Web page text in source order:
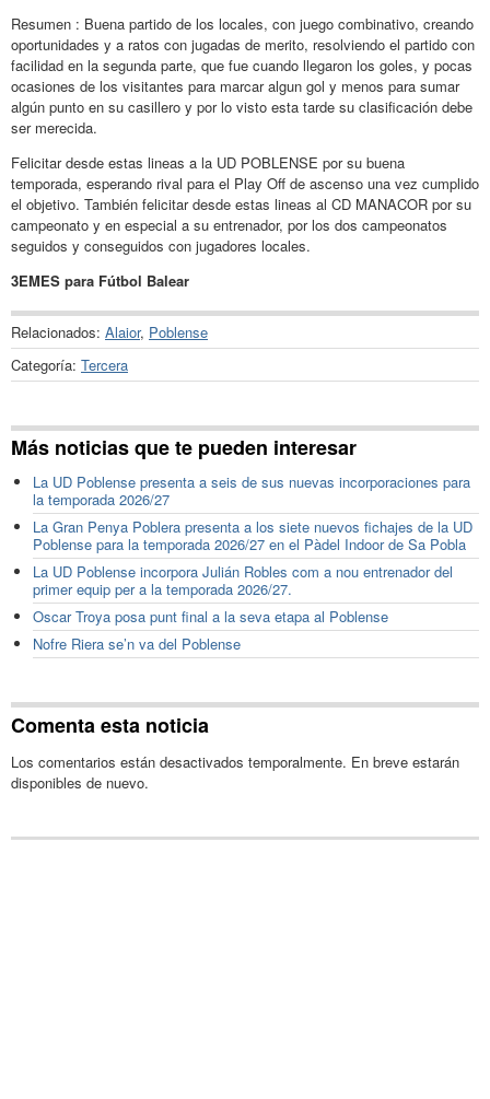
Resumen : Buena partido de los locales, con juego combinativo, creando
oportunidades y a ratos con jugadas de merito, resolviendo el partido con
facilidad en la segunda parte, que fue cuando llegaron los goles, y pocas
ocasiones de los visitantes para marcar algun gol y menos para sumar
algún punto en su casillero y por lo visto esta tarde su clasificación debe
ser merecida.
Felicitar desde estas lineas a la UD POBLENSE por su buena
temporada, esperando rival para el Play Off de ascenso una vez cumplido
el objetivo. También felicitar desde estas lineas al CD MANACOR por su
campeonato y en especial a su entrenador, por los dos campeonatos
seguidos y conseguidos con jugadores locales.
3EMES para Fútbol Balear
Relacionados: Alaior, Poblense
Categoría: Tercera
Más noticias que te pueden interesar
La UD Poblense presenta a seis de sus nuevas incorporaciones para
la temporada 2026/27
La Gran Penya Poblera presenta a los siete nuevos fichajes de la UD
Poblense para la temporada 2026/27 en el Pàdel Indoor de Sa Pobla
La UD Poblense incorpora Julián Robles com a nou entrenador del
primer equip per a la temporada 2026/27.
Oscar Troya posa punt final a la seva etapa al Poblense
Nofre Riera se’n va del Poblense
Comenta esta noticia
Los comentarios están desactivados temporalmente. En breve estarán
disponibles de nuevo.